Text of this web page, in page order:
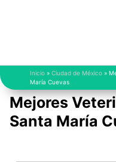
Inicio » Ciudad de México »
María Cuevas
Mejores
Santa María